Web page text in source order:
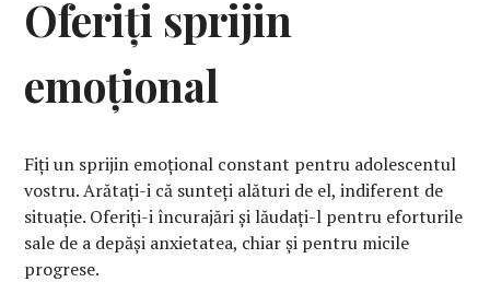
Oferiți sprijin
emoțional
Fiți un sprijin emoțional constant pentru adolescentul
vostru. Arătați-i că sunteți alături de el, indiferent de
situație. Oferiți-i încurajări și lăudați-l pentru eforturile
sale de a depăși anxietatea, chiar și pentru micile
progrese.